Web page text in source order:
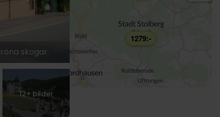
skogar.
12+ bilder
1279:-